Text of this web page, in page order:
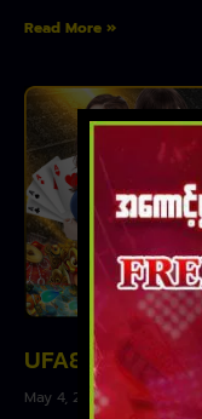
Read More »
UFA88 Club
May 4, 2023